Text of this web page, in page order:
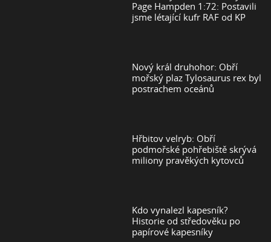
Page Hampden 1:72: Postavili
jsme létající kufr RAF od KP
Nový král druhohor: Obří
mořský plaz Tylosaurus rex byl
postrachem oceánů
Hřbitov velryb: Obří
podmořské pohřebiště skrývá
miliony pravěkých kytovců
Kdo vynalezl kapesník?
Historie od středověku po
papírové kapesníky